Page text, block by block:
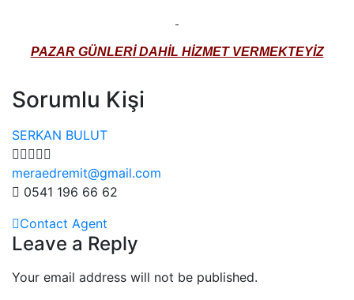
PAZAR GÜNLERİ DAHİL HİZMET VERMEKTEYİZ
Sorumlu Kişi
SERKAN BULUT
meraedremit@gmail.com
0541 196 66 62
Contact Agent
Leave a Reply
Your email address will not be published.